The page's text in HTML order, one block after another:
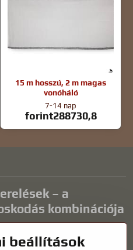
15 m hosszú, 2 m magas
vonóháló
7-14 nap
forint288730,8
– a
kombinációja
a kikapcsolódáshoz és a vízi
beállítások